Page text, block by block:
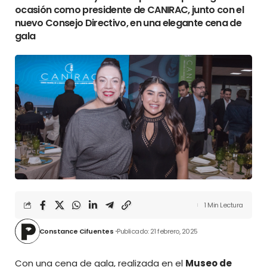
ocasión como presidente de CANIRAC, junto con el
nuevo Consejo Directivo, en una elegante cena de
gala
Constance Cifuentes Publicado: 21 febrero, 2025
1 Min Lectura
Con una cena de gala, realizada en el Museo de